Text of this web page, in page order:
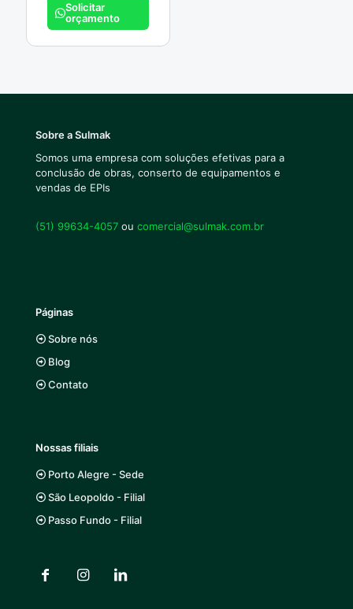
Solicitar
orçamento
Sobre a Sulmak
Somos uma empresa com soluções efetivas para a
conclusão de obras, conserto de equipamentos e
vendas de EPIs
(51) 99634-4057 ou comercial@sulmak.com.br
Páginas
Sobre nós
Blog
Contato
Nossas filiais
Porto Alegre - Sede
São Leopoldo - Filial
Passo Fundo - Filial